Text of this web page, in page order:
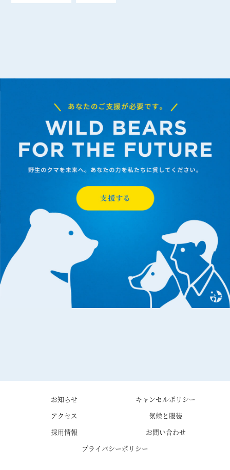
お知らせ
キャンセルポリシー
アクセス
気候と服装
採用情報
お問い合わせ
プライバシーポリシー